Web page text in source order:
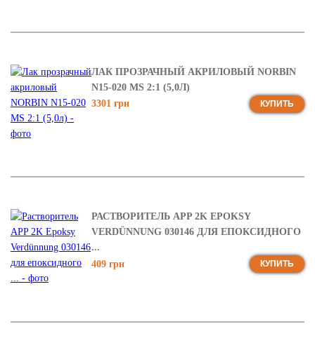
ЛАК ПРОЗРАЧНЫЙ АКРИЛОВЫЙ NORBIN
N15-020 MS 2:1 (5,0Л)
3301 грн
КУПИТЬ
РАСТВОРИТЕЛЬ APP 2K EPOKSY
VERDÜNNUNG 030146 ДЛЯ ЕПОКСИДНОГО
...
409 грн
КУПИТЬ